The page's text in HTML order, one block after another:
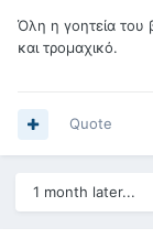
Όλη η γοητεία του
και τρομαχικό.
Quote
1 month later...